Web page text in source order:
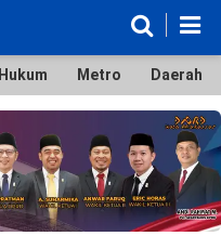
Hukum Metro Daerah